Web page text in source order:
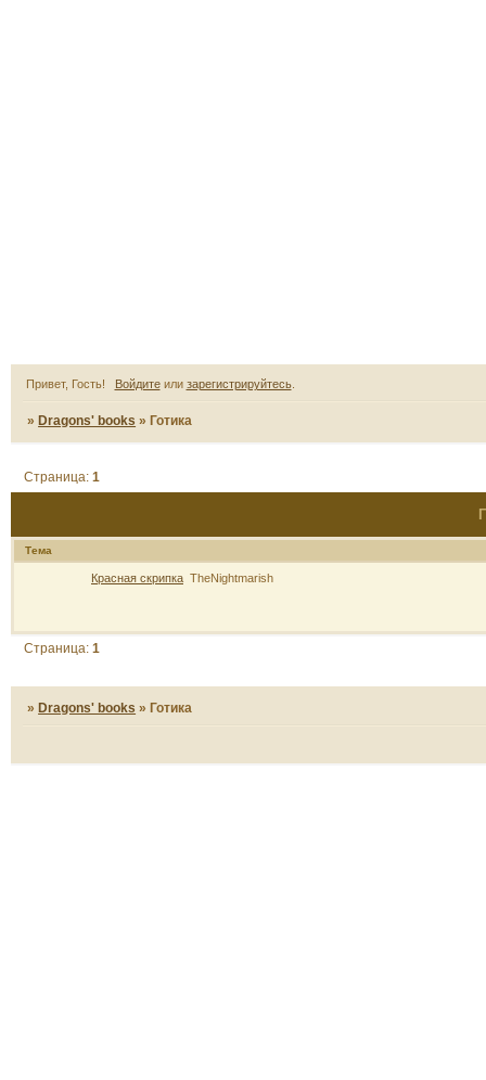
Привет, Гость! Войдитеили зарегистрируйтесь.
»Dragons' books »Готика
Страница:1
Тема
Красная скрипка TheNightmarish
Страница:1
» Dragons' books » Готика